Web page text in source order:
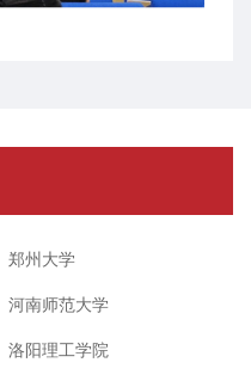
郑州大学
河南师范大学
洛阳理工学院